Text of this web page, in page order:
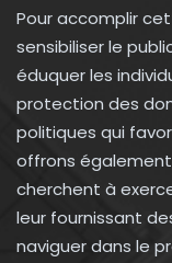
Pour accomplir
sensibiliser le
éduquer les
protection des
politiques qui
offrons
cherchent à
leur fournissant
naviguer dans le